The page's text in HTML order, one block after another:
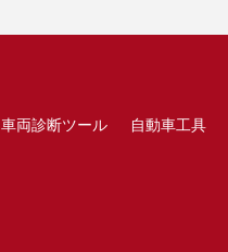
車両診断ツール 自動車工具